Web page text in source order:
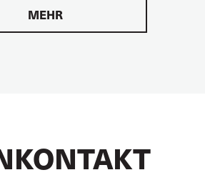
MEHR